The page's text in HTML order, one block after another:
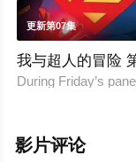
更新第07集
我与超人的冒险
During Friday’s
影片评论